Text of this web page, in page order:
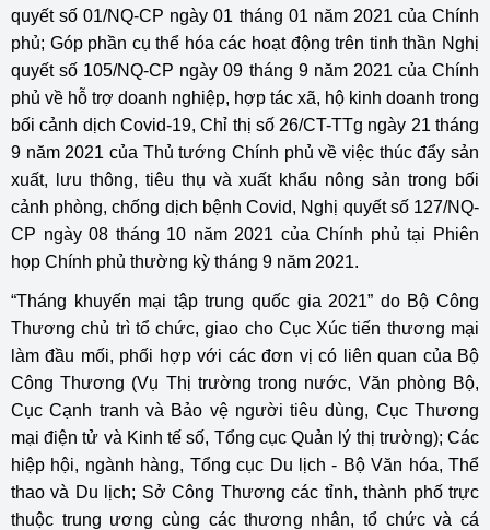
quyết số 01/NQ-CP ngày 01 tháng 01 năm 2021 của Chính
phủ; Góp phần cụ thể hóa các hoạt động trên tinh thần Nghị
quyết số 105/NQ-CP ngày 09 tháng 9 năm 2021 của Chính
phủ về hỗ trợ doanh nghiệp, hợp tác xã, hộ kinh doanh trong
bối cảnh dịch Covid-19, Chỉ thị số 26/CT-TTg ngày 21 tháng
9 năm 2021 của Thủ tướng Chính phủ về việc thúc đẩy sản
xuất, lưu thông, tiêu thụ và xuất khẩu nông sản trong bối
cảnh phòng, chống dịch bệnh Covid, Nghị quyết số 127/NQ-
CP ngày 08 tháng 10 năm 2021 của Chính phủ tại Phiên
họp Chính phủ thường kỳ tháng 9 năm 2021.
“Tháng khuyến mại tập trung quốc gia 2021” do Bộ Công
Thương chủ trì tổ chức, giao cho Cục Xúc tiến thương mại
làm đầu mối, phối hợp với các đơn vị có liên quan của Bộ
Công Thương (Vụ Thị trường trong nước, Văn phòng Bộ,
Cục Cạnh tranh và Bảo vệ người tiêu dùng, Cục Thương
mại điện tử và Kinh tế số, Tổng cục Quản lý thị trường); Các
hiệp hội, ngành hàng, Tổng cục Du lịch - Bộ Văn hóa, Thể
thao và Du lịch; Sở Công Thương các tỉnh, thành phố trực
thuộc trung ương cùng các thương nhân, tổ chức và cá